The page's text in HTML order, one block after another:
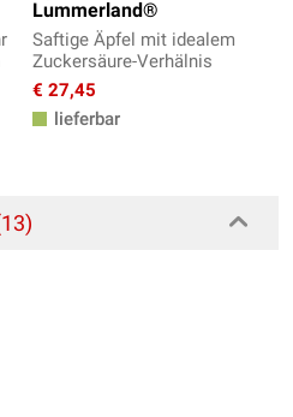
Lummerland®
Saftige Äpfel mit idealem
Zuckersäure-Verhälnis
€ 27,45
lieferbar